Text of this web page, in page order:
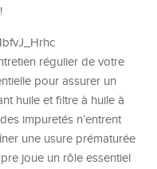
régulier de votre
pour assurer un
huile et filtre à huile à
impuretés n’entrent
une usure prématurée
joue un rôle essentiel